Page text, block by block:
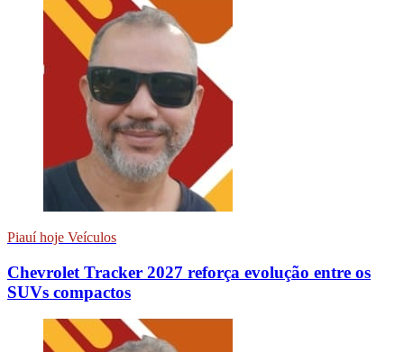
Piauí hoje Veículos
Chevrolet Tracker 2027 reforça evolução entre os
SUVs compactos